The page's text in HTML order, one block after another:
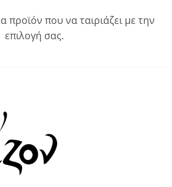
προϊόν που να ταιριάζει με την
επιλογή σας.